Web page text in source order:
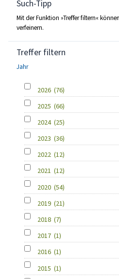
Such-Tipp
Mit der Funktion »Treffer filtern«
verfeinern.
Treffer filtern
Jahr
2026 (76)
2025 (66)
2024 (25)
2023 (36)
2022 (12)
2021 (12)
2020 (54)
2019 (21)
2018 (7)
2017 (1)
2016 (1)
2015 (1)